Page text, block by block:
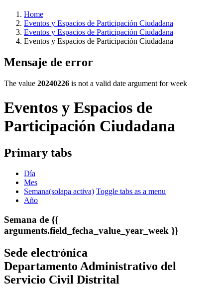
Home
Eventos y Espacios de Participación Ciudadana
Eventos y Espacios de Participación Ciudadana
Eventos y Espacios de Participación Ciudadana
Mensaje de error
The value 20240226 is not a valid date argument for week
Eventos y Espacios de
Participación Ciudadana
Primary tabs
Día
Mes
Semana(solapa activa) Toggle tabs as a menu
Año
Semana de {{
arguments.field_fecha_value_year_week }}
Sede electrónica
Departamento Administrativo del
Servicio Civil Distrital